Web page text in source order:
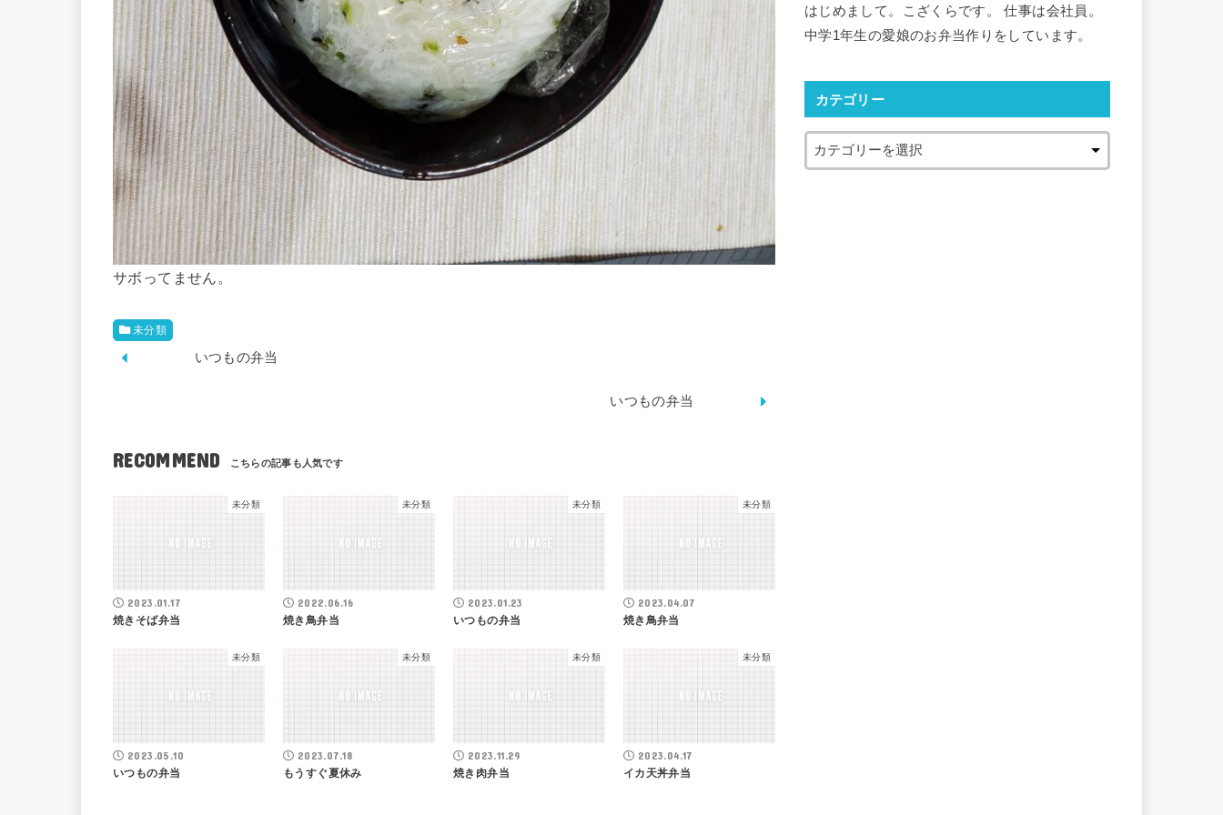
サボってません。
未分類
いつもの弁当
いつもの弁当
RECOMMEND
未分類
2023.01.17
焼きそば弁当
未分類
2022.06.16
焼き鳥弁当
未分類
2023.01.23
いつもの弁当
未分類
2023.04.07
焼き鳥弁当
未分類
2023.05.10
いつもの弁当
未分類
2023.07.18
もうすぐ夏休み
未分類
2023.11.29
焼き肉弁当
未分類
2023.04.17
イカ天丼弁当
はじめまして。こざくらです。 仕事は会社員。
中学1年生の愛娘のお弁当作りをしています。
カテゴリー